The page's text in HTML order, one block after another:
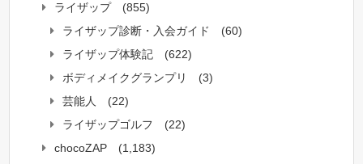
ライザップ
(855)
ライザップ診断・入会ガイド
(60)
ライザップ体験記
(622)
ボディメイクグランプリ
(3)
芸能人
(22)
ライザップゴルフ
(22)
chocoZAP
(1,183)